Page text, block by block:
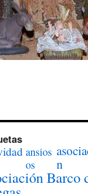
ansios
os
n
Barco